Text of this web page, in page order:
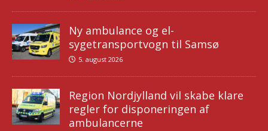
Ny ambulance og el-
sygetransportvogn til Samsø
5. august 2026
Region Nordjylland vil skabe klare
regler for disponeringen af
ambulancerne